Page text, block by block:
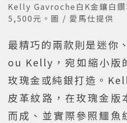
Kelly Gavroche白K金鑲白
5,500元。圖 / 愛馬仕提供
最精巧的兩款則是迷你
ou Kelly，宛如縮小版
玫瑰金或純銀打造。
皮革紋路，在玫瑰金版
而成、並實際參照鱷魚